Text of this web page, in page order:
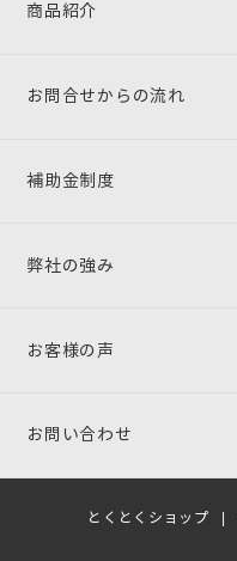
商品紹介
お問合せからの流れ
補助金制度
弊社の強み
お客様の声
お問い合わせ
とくとくショップ |